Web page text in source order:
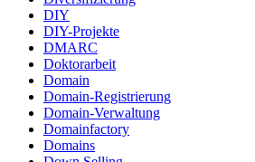
DIY
DIY-Projekte
DMARC
Doktorarbeit
Domain
Domain-Registrierung
Domain-Verwaltung
Domainfactory
Domains